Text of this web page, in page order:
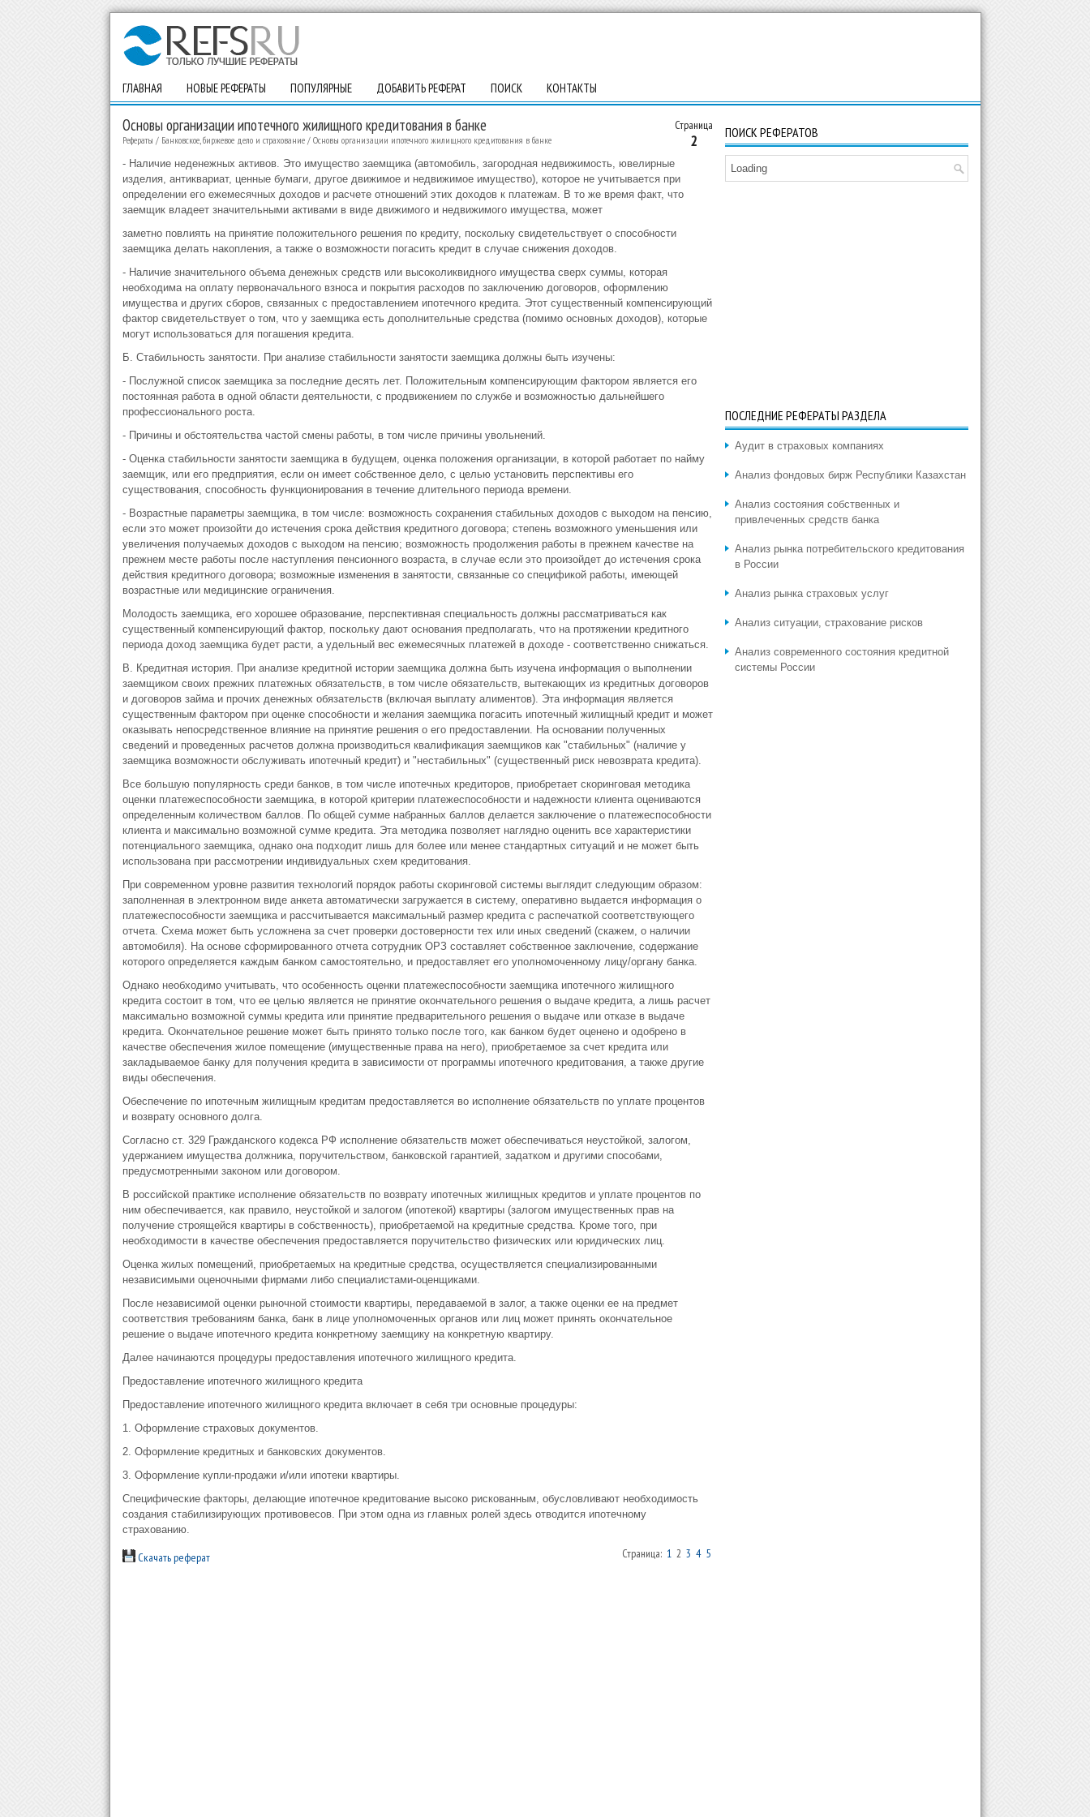
ГЛАВНАЯ НОВЫЕ РЕФЕРАТЫ ПОПУЛЯРНЫЕ ДОБАВИТЬ РЕФЕРАТ ПОИСК КОНТАКТЫ
Страница
2
Основы организации ипотечного жилищного кредитования в банке
Рефераты / Банковское, биржевое дело и страхование/ Основы организации ипотечного жилищного кредитования в банке
- Наличие неденежных активов. Это имущество заемщика (автомобиль, загородная недвижимость, ювелирные
изделия, антиквариат, ценные бумаги, другое движимое и недвижимое имущество), которое не учитывается при
определении его ежемесячных доходов и расчете отношений этих доходов к платежам. В то же время факт, что
заемщик владеет значительными активами в виде движимого и недвижимого имущества, может
заметно повлиять на принятие положительного решения по кредиту, поскольку свидетельствует о способности
заемщика делать накопления, а также о возможности погасить кредит в случае снижения доходов.
- Наличие значительного объема денежных средств или высоколиквидного имущества сверх суммы, которая
необходима на оплату первоначального взноса и покрытия расходов по заключению договоров, оформлению
имущества и других сборов, связанных с предоставлением ипотечного кредита. Этот существенный компенсирующий
фактор свидетельствует о том, что у заемщика есть дополнительные средства (помимо основных доходов), которые
могут использоваться для погашения кредита.
Б. Стабильность занятости. При анализе стабильности занятости заемщика должны быть изучены:
- Послужной список заемщика за последние десять лет. Положительным компенсирующим фактором является его
постоянная работа в одной области деятельности, с продвижением по службе и возможностью дальнейшего
профессионального роста.
- Причины и обстоятельства частой смены работы, в том числе причины увольнений.
- Оценка стабильности занятости заемщика в будущем, оценка положения организации, в которой работает по найму
заемщик, или его предприятия, если он имеет собственное дело, с целью установить перспективы его
существования, способность функционирования в течение длительного периода времени.
- Возрастные параметры заемщика, в том числе: возможность сохранения стабильных доходов с выходом на пенсию,
если это может произойти до истечения срока действия кредитного договора; степень возможного уменьшения или
увеличения получаемых доходов с выходом на пенсию; возможность продолжения работы в прежнем качестве на
прежнем месте работы после наступления пенсионного возраста, в случае если это произойдет до истечения срока
действия кредитного договора; возможные изменения в занятости, связанные со спецификой работы, имеющей
возрастные или медицинские ограничения.
Молодость заемщика, его хорошее образование, перспективная специальность должны рассматриваться как
существенный компенсирующий фактор, поскольку дают основания предполагать, что на протяжении кредитного
периода доход заемщика будет расти, а удельный вес ежемесячных платежей в доходе - соответственно снижаться.
В. Кредитная история. При анализе кредитной истории заемщика должна быть изучена информация о выполнении
заемщиком своих прежних платежных обязательств, в том числе обязательств, вытекающих из кредитных договоров
и договоров займа и прочих денежных обязательств (включая выплату алиментов). Эта информация является
существенным фактором при оценке способности и желания заемщика погасить ипотечный жилищный кредит и может
оказывать непосредственное влияние на принятие решения о его предоставлении. На основании полученных
сведений и проведенных расчетов должна производиться квалификация заемщиков как "стабильных" (наличие у
заемщика возможности обслуживать ипотечный кредит) и "нестабильных" (существенный риск невозврата кредита).
Все большую популярность среди банков, в том числе ипотечных кредиторов, приобретает скоринговая методика
оценки платежеспособности заемщика, в которой критерии платежеспособности и надежности клиента оцениваются
определенным количеством баллов. По общей сумме набранных баллов делается заключение о платежеспособности
клиента и максимально возможной сумме кредита. Эта методика позволяет наглядно оценить все характеристики
потенциального заемщика, однако она подходит лишь для более или менее стандартных ситуаций и не может быть
использована при рассмотрении индивидуальных схем кредитования.
При современном уровне развития технологий порядок работы скоринговой системы выглядит следующим образом:
заполненная в электронном виде анкета автоматически загружается в систему, оперативно выдается информация о
платежеспособности заемщика и рассчитывается максимальный размер кредита с распечаткой соответствующего
отчета. Схема может быть усложнена за счет проверки достоверности тех или иных сведений (скажем, о наличии
автомобиля). На основе сформированного отчета сотрудник ОРЗ составляет собственное заключение, содержание
которого определяется каждым банком самостоятельно, и предоставляет его уполномоченному лицу/органу банка.
Однако необходимо учитывать, что особенность оценки платежеспособности заемщика ипотечного жилищного
кредита состоит в том, что ее целью является не принятие окончательного решения о выдаче кредита, а лишь расчет
максимально возможной суммы кредита или принятие предварительного решения о выдаче или отказе в выдаче
кредита. Окончательное решение может быть принято только после того, как банком будет оценено и одобрено в
качестве обеспечения жилое помещение (имущественные права на него), приобретаемое за счет кредита или
закладываемое банку для получения кредита в зависимости от программы ипотечного кредитования, а также другие
виды обеспечения.
Обеспечение по ипотечным жилищным кредитам предоставляется во исполнение обязательств по уплате процентов
и возврату основного долга.
Согласно ст. 329 Гражданского кодекса РФ исполнение обязательств может обеспечиваться неустойкой, залогом,
удержанием имущества должника, поручительством, банковской гарантией, задатком и другими способами,
предусмотренными законом или договором.
В российской практике исполнение обязательств по возврату ипотечных жилищных кредитов и уплате процентов по
ним обеспечивается, как правило, неустойкой и залогом (ипотекой) квартиры (залогом имущественных прав на
получение строящейся квартиры в собственность), приобретаемой на кредитные средства. Кроме того, при
необходимости в качестве обеспечения предоставляется поручительство физических или юридических лиц.
Оценка жилых помещений, приобретаемых на кредитные средства, осуществляется специализированными
независимыми оценочными фирмами либо специалистами-оценщиками.
После независимой оценки рыночной стоимости квартиры, передаваемой в залог, а также оценки ее на предмет
соответствия требованиям банка, банк в лице уполномоченных органов или лиц может принять окончательное
решение о выдаче ипотечного кредита конкретному заемщику на конкретную квартиру.
Далее начинаются процедуры предоставления ипотечного жилищного кредита.
Предоставление ипотечного жилищного кредита
Предоставление ипотечного жилищного кредита включает в себя три основные процедуры:
1. Оформление страховых документов.
2. Оформление кредитных и банковских документов.
3. Оформление купли-продажи и/или ипотеки квартиры.
Специфические факторы, делающие ипотечное кредитование высоко рискованным, обусловливают необходимость
создания стабилизирующих противовесов. При этом одна из главных ролей здесь отводится ипотечному
страхованию.
Скачать реферат Страница: 12 3 4 5
ПОИСК РЕФЕРАТОВ
Loading
ПОСЛЕДНИЕ РЕФЕРАТЫ РАЗДЕЛА
Аудит в страховых компаниях
Анализ фондовых бирж Республики Казахстан
Анализ состояния собственных и
привлеченных средств банка
Анализ рынка потребительского кредитования
в России
Анализ рынка страховых услуг
Анализ ситуации, страхование рисков
Анализ современного состояния кредитной
системы России